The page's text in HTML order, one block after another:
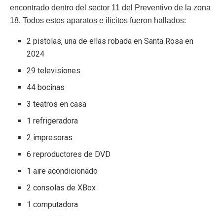
encontrado dentro del sector 11 del Preventivo de la zona
18. Todos estos aparatos e ilícitos fueron hallados:
2 pistolas, una de ellas robada en Santa Rosa en
2024
29 televisiones
44 bocinas
3 teatros en casa
1 refrigeradora
2 impresoras
6 reproductores de DVD
1 aire acondicionado
2 consolas de XBox
1 computadora